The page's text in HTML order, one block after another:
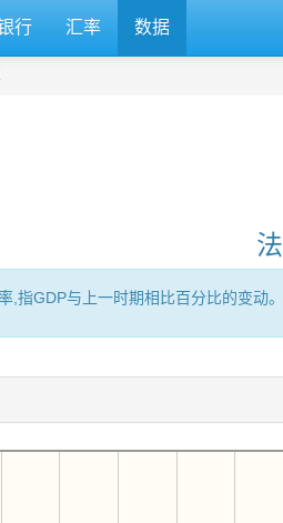
行 汇率 数据
,指GDP与上一时期相比百分比的变动